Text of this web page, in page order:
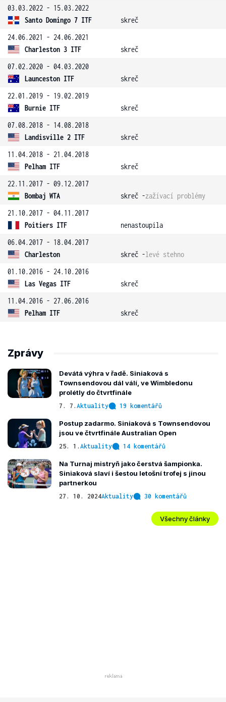
03.03.2022 - 15.03.2022
Santo Domingo 7 ITF
skreč
24.06.2021 - 24.06.2021
Charleston 3 ITF
skreč
07.02.2020 - 04.03.2020
Launceston ITF
skreč
22.01.2019 - 19.02.2019
Burnie ITF
skreč
07.08.2018 - 14.08.2018
Landisville 2 ITF
skreč
11.04.2018 - 21.04.2018
Pelham ITF
skreč
22.11.2017 - 09.12.2017
Bombaj WTA
skreč -zažívací problémy
21.10.2017 - 04.11.2017
Poitiers ITF
nenastoupila
06.04.2017 - 18.04.2017
Charleston
skreč -levé stehno
01.10.2016 - 24.10.2016
Las Vegas ITF
skreč
11.04.2016 - 27.06.2016
Pelham ITF
skreč
Zprávy
Devátá výhra v řadě. Siniaková s
Townsendovou dál válí, ve Wimbledonu
prolétly do čtvrtfinále
7. 7. Aktuality 19 komentářů
Postup zadarmo. Siniaková s Townsendovou
jsou ve čtvrtfinále Australian Open
25. 1. Aktuality 14 komentářů
Na Turnaj mistryň jako čerstvá šampionka.
Siniaková slaví i šestou letošní trofej s jinou
partnerkou
27. 10. 2024Aktuality 30 komentářů
Všechny články